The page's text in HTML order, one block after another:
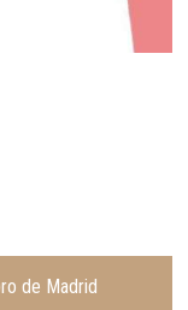
de Madrid